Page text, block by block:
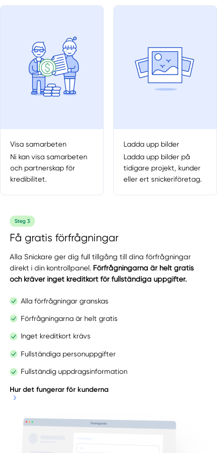
Visa samarbeten
Ni kan visa samarbeten
och partnerskap för
kredibilitet.
Ladda upp bilder
Ladda upp bilder på
tidigare projekt, kunder
eller ert snickeriföretag.
Steg 3
Få gratis förfrågningar
Alla Snickare ger dig full tillgång till dina förfrågningar
direkt i din kontrollpanel. Förfrågningarna är helt gratis
och kräver inget kreditkort för fullständiga uppgifter.
Alla förfrågningar granskas
Förfrågningarna är helt gratis
Inget kreditkort krävs
Fullständiga personuppgifter
Fullständig uppdragsinformation
Hur det fungerar för kunderna